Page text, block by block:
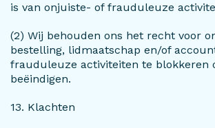
is van onjuiste- of frauduleuze
(2) Wij behouden ons het recht voor
bestelling, lidmaatschap en/of
frauduleuze activiteiten te blokkeren
beëindigen.
13. Klachten